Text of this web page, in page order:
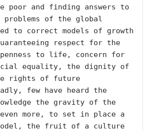
and finding answers to
of the global
to correct models of growth
respect for the
to life, concern for
equality, the dignity of
rights of future
few have heard the
the gravity of the
even more, to set in place a
model, the fruit of a culture